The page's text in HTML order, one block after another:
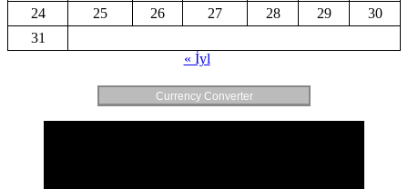
24
25 26 27 28 29
30
31
« İyl
Currency Converter